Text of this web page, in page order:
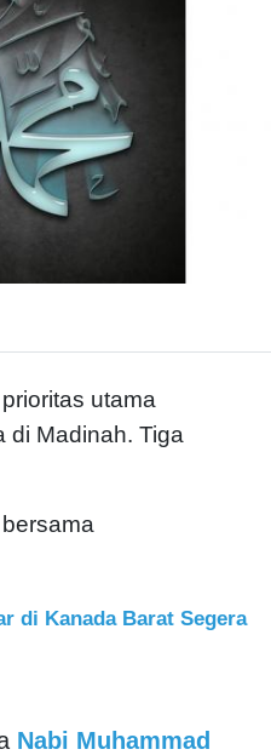
utama
di Madinah. Tiga
di Kanada Barat Segera
Nabi Muhammad